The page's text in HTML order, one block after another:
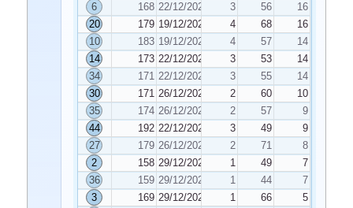
6
168 22/12/2023 3 56
16
20
179 19/12/2023 4 68
16
10
183 19/12/2023 4 57
14
14
173 22/12/2023 3 53
14
34
171 22/12/2023 3 55
14
30
171 26/12/2023 2 60
10
35
174 26/12/2023 2 57
9
44
192 22/12/2023 3 49
9
27
179 26/12/2023 2 71
8
2
158 29/12/2023 1 49
7
36
159 29/12/2023 1 44
7
3
169 29/12/2023 1 66
5